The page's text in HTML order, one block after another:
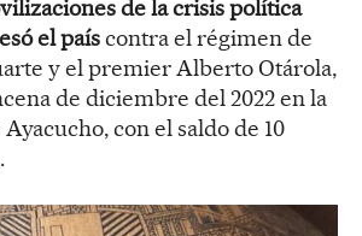
de la crisis política
el paíscontra el régimen de
y el premier Alberto Otárola,
de diciembre del 2022 en la
con el saldo de 10